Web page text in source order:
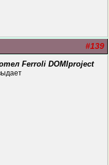
#139
Ferroli DOMIproject